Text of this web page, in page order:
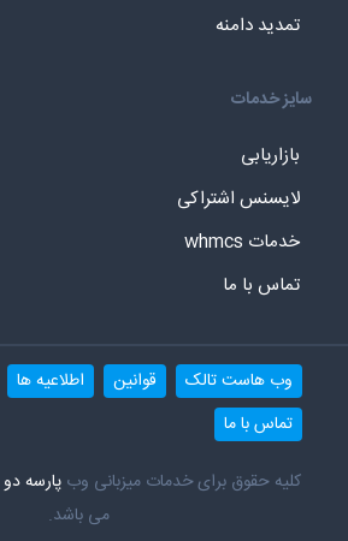
تمدید دامنه
سایز خدمات
بازاریابی
لایسنس اشتراکی
خدمات whmcs
تماس با ما
وب هاست تالک قوانین اطلاعیه ها
تماس با ما
کلیه حقوق برای خدمات میزبانی وبپارسه دو
می باشد.